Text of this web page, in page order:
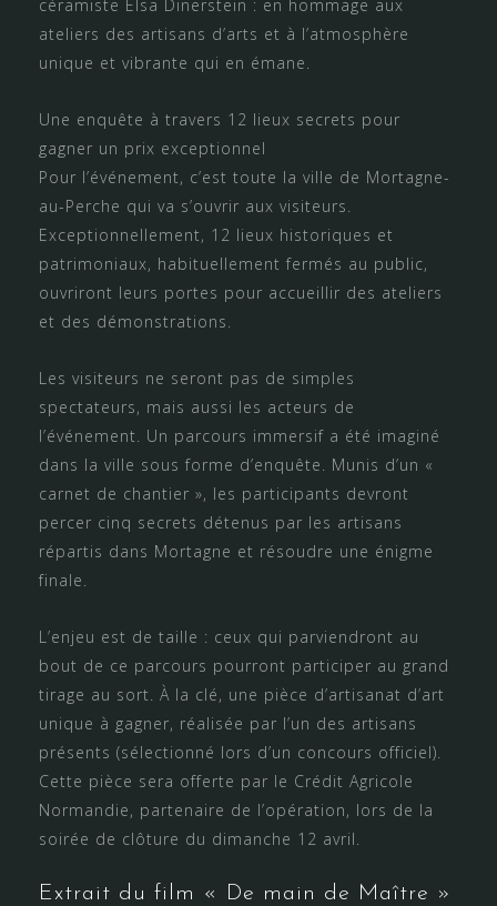
céramiste Elsa Dinerstein : en hommage aux
ateliers des artisans d’arts et à l’atmosphère
unique et vibrante qui en émane.
Une enquête à travers 12 lieux secrets pour
gagner un prix exceptionnel
Pour l’événement, c’est toute la ville de Mortagne-
au-Perche qui va s’ouvrir aux visiteurs.
Exceptionnellement, 12 lieux historiques et
patrimoniaux, habituellement fermés au public,
ouvriront leurs portes pour accueillir des ateliers
et des démonstrations.
Les visiteurs ne seront pas de simples
spectateurs, mais aussi les acteurs de
l’événement. Un parcours immersif a été imaginé
dans la ville sous forme d’enquête. Munis d’un «
carnet de chantier », les participants devront
percer cinq secrets détenus par les artisans
répartis dans Mortagne et résoudre une énigme
finale.
L’enjeu est de taille : ceux qui parviendront au
bout de ce parcours pourront participer au grand
tirage au sort. À la clé, une pièce d’artisanat d’art
unique à gagner, réalisée par l’un des artisans
présents (sélectionné lors d’un concours officiel).
Cette pièce sera offerte par le Crédit Agricole
Normandie, partenaire de l’opération, lors de la
soirée de clôture du dimanche 12 avril.
Extrait du film « De main de Maître »